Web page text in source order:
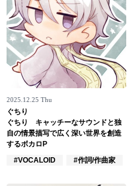
#DJ
2025.12.25 Thu
ぐちり
ぐちり キャッチーなサウンドと独
自の情景描写で広く深い世界を創造
するボカロP
#VOCALOID
#作詞/作曲家